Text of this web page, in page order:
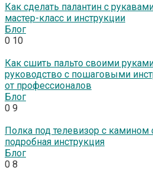
Как сделать палантин с
мастер-класс и инструкции
Блог
0 10
Как сшить пальто своими
руководство с пошаговыми
от профессионалов
Блог
0 9
Полка под телевизор с камином
подробная инструкция
Блог
0 8